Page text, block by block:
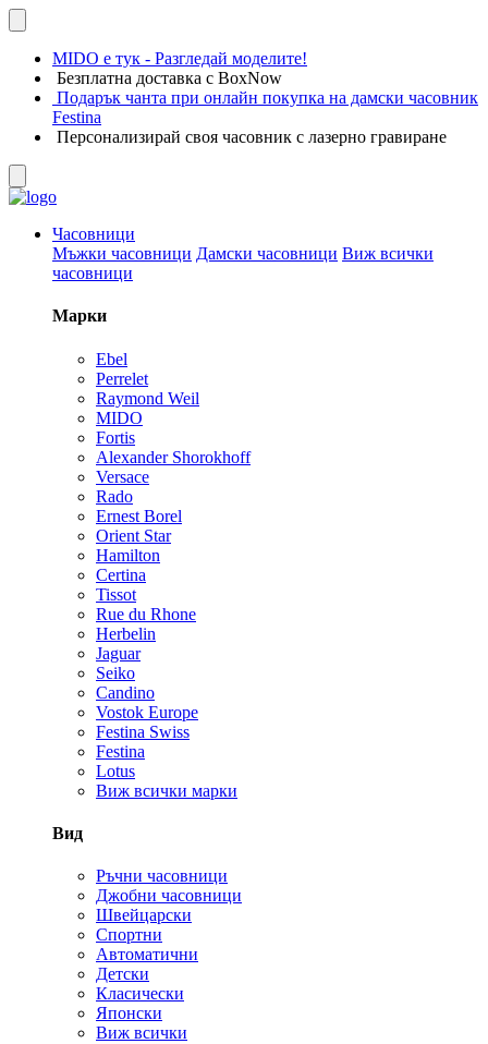
MIDO е тук - Разгледай моделите!
Безплатна доставка с BoxNow
Подарък чанта при онлайн покупка на дамски часовник
Festina
Персонализирай своя часовник с лазерно гравиране
Часовници
Мъжки часовници Дамски часовници Виж всички
часовници
Марки
Ebel
Perrelet
Raymond Weil
MIDO
Fortis
Alexander Shorokhoff
Versace
Rado
Ernest Borel
Orient Star
Hamilton
Certina
Tissot
Rue du Rhone
Herbelin
Jaguar
Seiko
Candino
Vostok Europe
Festina Swiss
Festina
Lotus
Виж всички марки
Вид
Ръчни часовници
Джобни часовници
Швейцарски
Спортни
Автоматични
Детски
Класически
Японски
Виж всички